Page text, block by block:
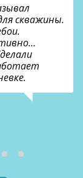
скважины.